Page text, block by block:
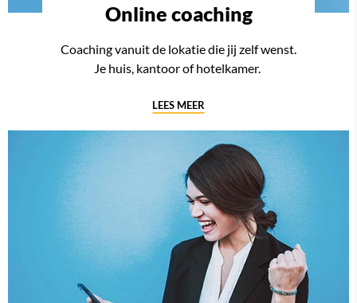
Online coaching
Coaching vanuit de lokatie die jij zelf wenst.
Je huis, kantoor of hotelkamer.
LEES MEER